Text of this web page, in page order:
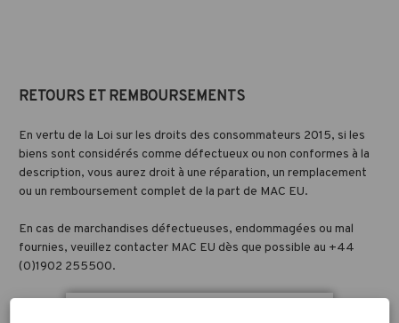
RETOURS ET REMBOURSEMENTS
En vertu de la Loi sur les droits des consommateurs 2015, si les
biens sont considérés comme défectueux ou non conformes à la
description, vous aurez droit à une réparation, un remplacement
ou un remboursement complet de la part de MAC EU.
En cas de marchandises défectueuses, endommagées ou mal
fournies, veuillez contacter MAC EU dès que possible au +44
(0)1902 255500.